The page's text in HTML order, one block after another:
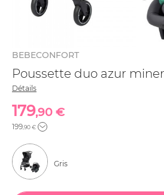
BEBECONFORT
Poussette duo azur
Détails
179,90 €
199,90 €
Gris